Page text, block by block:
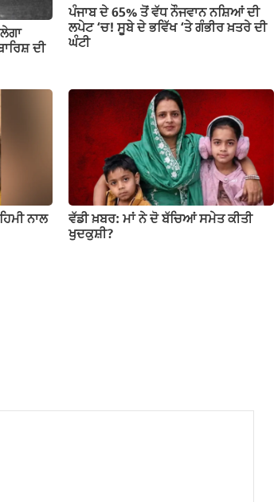
ਦੀ
ਪੰਜਾਬ ਦੇ 65% ਤੋਂ ਵੱਧ ਨੌਜਵਾਨ ਨਸ਼ਿਆਂ ਦੀ
ਲਪੇਟ ‘ਚ! ਸੂਬੇ ਦੇ ਭਵਿੱਖ ‘ਤੇ ਗੰਭੀਰ ਖ਼ਤਰੇ ਦੀ
ਘੰਟੀ
ਨਾਲ
ਵੱਡੀ ਖ਼ਬਰ: ਮਾਂ ਨੇ ਦੋ ਬੱਚਿਆਂ ਸਮੇਤ ਕੀਤੀ
ਖੁਦਕੁਸ਼ੀ?